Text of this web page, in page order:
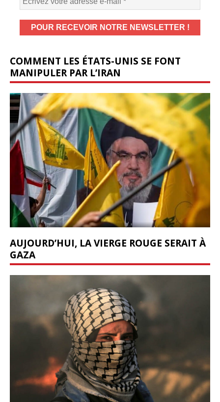
COMMENT LES ÉTATS-UNIS SE FONT
MANIPULER PAR L’IRAN
AUJOURD’HUI, LA VIERGE ROUGE SERAIT À
GAZA